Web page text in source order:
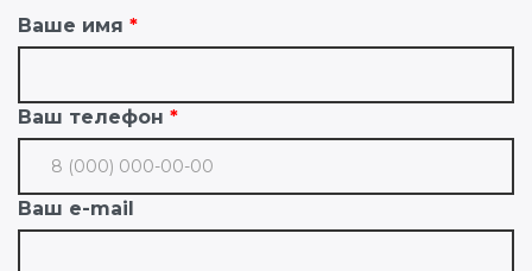
Ваше имя
Ваш телефон
Ваш e-mail